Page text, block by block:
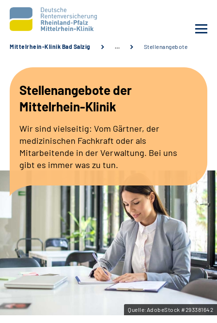
Unsere Angebote
Karriere
Zuweisende &
Leichte Sprache
Gebärdensprache
Mittelrhein-Klinik Bad Salzig … Stellenangebote
Stellenangebote der
Mittelrhein-Klinik
Wir sind vielseitig: Vom Gärtner, der
medizinischen Fachkraft oder als
Mitarbeitende in der Verwaltung. Bei uns
gibt es immer was zu tun.
Quelle:AdobeStock #293381642